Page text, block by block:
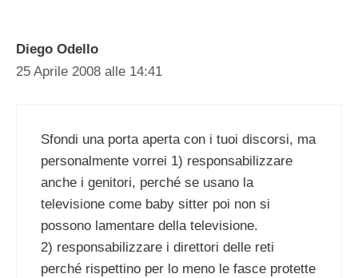
Diego Odello
25 Aprile 2008 alle 14:41
Sfondi una porta aperta con i tuoi discorsi, ma
personalmente vorrei 1) responsabilizzare
anche i genitori, perché se usano la
televisione come baby sitter poi non si
possono lamentare della televisione.
2) responsabilizzare i direttori delle reti
perché rispettino per lo meno le fasce protette